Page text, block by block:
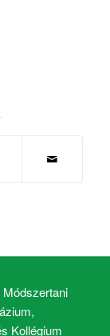
Kollégium